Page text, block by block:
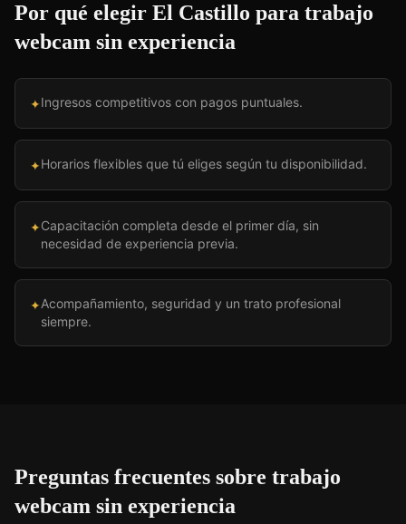
Por qué elegir El Castillo para trabajo
webcam sin experiencia
✦Ingresos competitivos con pagos puntuales.
✦Horarios flexibles que tú eliges según tu disponibilidad.
✦Capacitación completa desde el primer día, sin
necesidad de experiencia previa.
✦Acompañamiento, seguridad y un trato profesional
siempre.
Preguntas frecuentes sobre trabajo
webcam sin experiencia